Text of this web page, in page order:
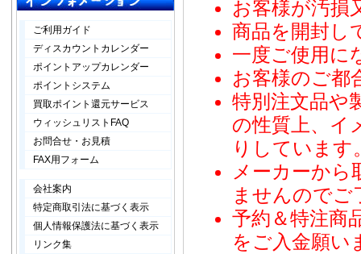
ご利用ガイド
ディスカウントカレンダー
ポイントアップカレンダー
ポイントシステム
買取ポイント還元サービス
ウィッシュリストFAQ
お問合せ・お見積
FAX用フォーム
会社案内
特定商取引法に基づく表示
個人情報保護法に基づく表示
リンク集
お客様が汚損
商品を開封し
一度ご使用に
お客様のご都
特別注文品や
の性質上、イ
りしています
メーカーから
ませんのでご
予約＆特注商
をご入金願い